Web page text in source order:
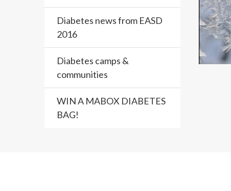
Diabetes news from EASD
2016
Diabetes camps &
communities
WIN A MABOX DIABETES
BAG!